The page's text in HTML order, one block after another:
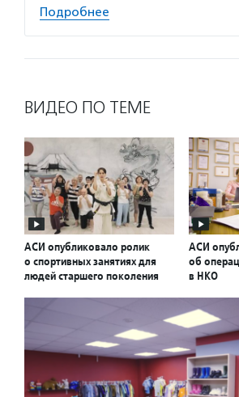
Подробнее
ВИДЕО ПО ТЕМЕ
АСИ опубликовало ролик
о спортивных занятиях для
людей старшего поколения
АСИ
об
в НКО